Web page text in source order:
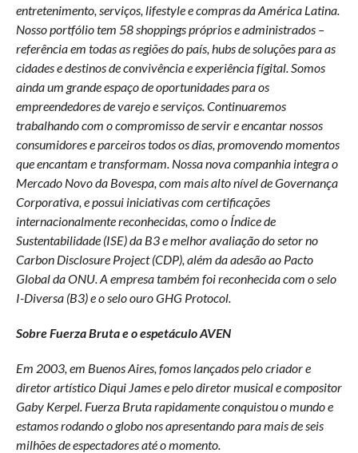
entretenimento, serviços, lifestylee compras da América Latina.
Nosso portfólio tem 58 shoppings próprios e administrados –
referência em todas as regiões do país, hubs de soluções para as
cidades e destinos de convivência e experiência fígital. Somos
ainda um grande espaço de oportunidades para os
empreendedores de varejo e serviços. Continuaremos
trabalhando com o compromisso de servir e encantar nossos
consumidores e parceiros todos os dias, promovendo momentos
que encantam e transformam. Nossa nova companhia integra o
Mercado Novo da Bovespa, com mais alto nível de Governança
Corporativa, e possui iniciativas com certificações
internacionalmente reconhecidas, como o Índice de
Sustentabilidade (ISE) da B3 e melhor avaliação do setor no
Carbon Disclosure Project (CDP), além da adesão ao Pacto
Global da ONU. A empresa também foi reconhecida com o selo
I-Diversa (B3) e o selo ouro GHG Protocol.
Sobre Fuerza Bruta e o espetáculo AVEN
Em 2003, em Buenos Aires, fomos lançados pelo criador e
diretor artístico Diqui James e pelo diretor musical e compositor
Gaby Kerpel. Fuerza Bruta rapidamente conquistou o mundo e
estamos rodando o globo nos apresentando para mais de seis
milhões de espectadores até o momento.